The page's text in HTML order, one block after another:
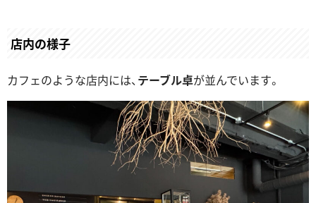
店内の様子
カフェのような店内には、 テーブル卓が並んでいます。